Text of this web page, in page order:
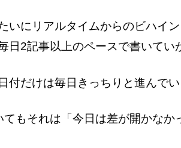
いにリアルタイムからのビハイ
日2記事以上のペースで書いてい
付だけは毎日きっちりと進んでい
もそれは「今日は差が開かなか